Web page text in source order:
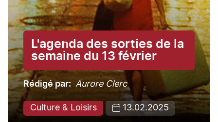
L'agenda des sorties de la
semaine du 13 février
Rédigé par Aurore Clerc
Culture & Loisirs 13.02.2025